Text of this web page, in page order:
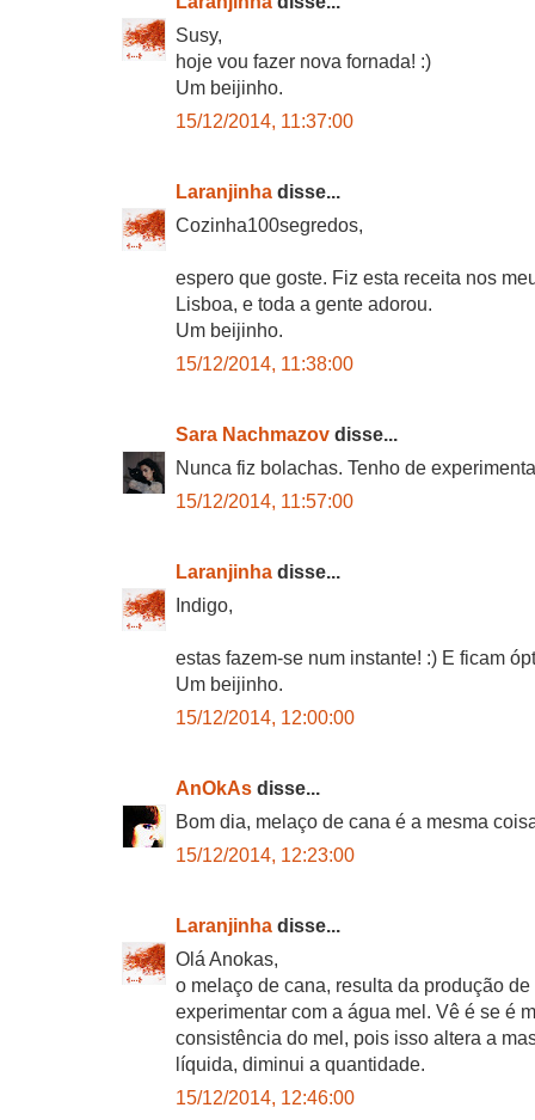
Susy,
hoje vou fazer nova fornada! :)
Um beijinho.
15/12/2014, 11:37:00
Laranjinha disse...
Cozinha100segredos,
espero que goste. Fiz esta receita nos
Lisboa, e toda a gente adorou.
Um beijinho.
15/12/2014, 11:38:00
Sara Nachmazov disse...
Nunca fiz bolachas. Tenho de
15/12/2014, 11:57:00
Laranjinha disse...
Indigo,
estas fazem-se num instante! :) E ficam
Um beijinho.
15/12/2014, 12:00:00
AnOkAs disse...
Bom dia, melaço de cana é a mesma
15/12/2014, 12:23:00
Laranjinha disse...
Olá Anokas,
o melaço de cana, resulta da produção
experimentar com a água mel. Vê é se é
consistência do mel, pois isso altera a
líquida, diminui a quantidade.
15/12/2014, 12:46:00